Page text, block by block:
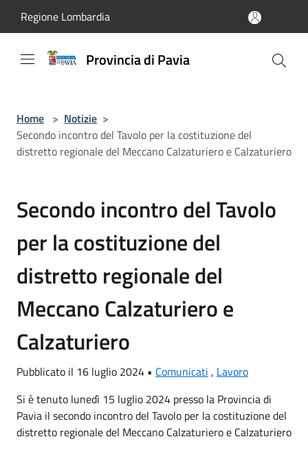
Regione Lombardia
Provincia di Pavia
Home > Notizie >
Secondo incontro del Tavolo per la costituzione del
distretto regionale del Meccano Calzaturiero e Calzaturiero
Secondo incontro del Tavolo
per la costituzione del
distretto regionale del
Meccano Calzaturiero e
Calzaturiero
Pubblicato il 16 luglio 2024 • Comunicati , Lavoro
Si è tenuto lunedì 15 luglio 2024 presso la Provincia di
Pavia il secondo incontro del Tavolo per la costituzione del
distretto regionale del Meccano Calzaturiero e Calzaturiero